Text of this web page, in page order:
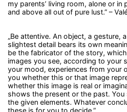
my parents’ living room, alone or in
and above all out of pure lust.” –
„Be attentive. An object, a gesture,
slightest detail bears its own
be the fabricator of the story,
images you see, according to your
your mood, experiences from your
you whether this or that image
whether this image is real or
shows the present or the past.
the given elements. Whatever
these is for you to decide.”